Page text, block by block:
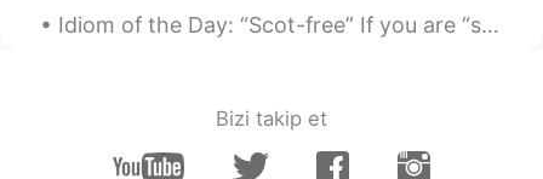
SoyElRey 2019.12.26 20:58
2019.12.26 20:48
Idiom of the Day: “Scot-free” If you are “scot-free,” this means to say that you are free and c...
Bizi takip et